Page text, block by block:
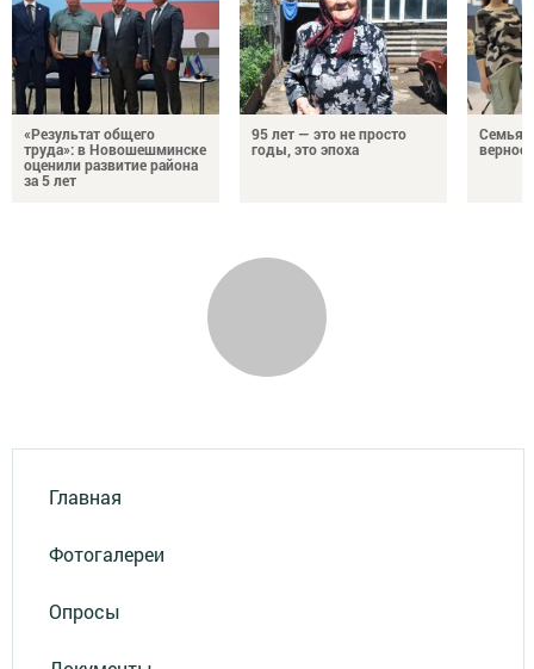
«Результат общего
труда»: в Новошешминске
оценили развитие района
за 5 лет
95 лет — это не просто
годы, это эпоха
Семья
Главная
Фотогалереи
Опросы